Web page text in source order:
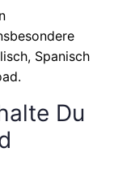
Spanisch
Du